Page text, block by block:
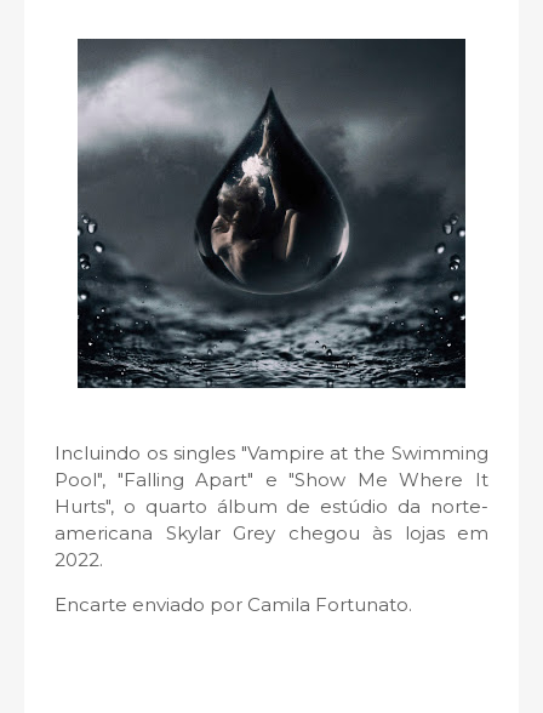
Incluindo os singles "Vampire at the Swimming
Pool", "Falling Apart" e "Show Me Where It
Hurts", o quarto álbum de estúdio da norte-
americana Skylar Grey chegou às lojas em
2022.
Encarte enviado por Camila Fortunato.